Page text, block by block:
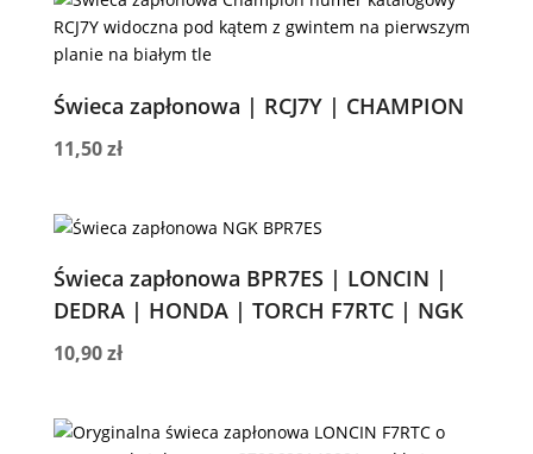
Świeca zapłonowa | RCJ7Y | CHAMPION
11,50zł
Świeca zapłonowa BPR7ES | LONCIN |
DEDRA | HONDA | TORCH F7RTC | NGK
10,90zł